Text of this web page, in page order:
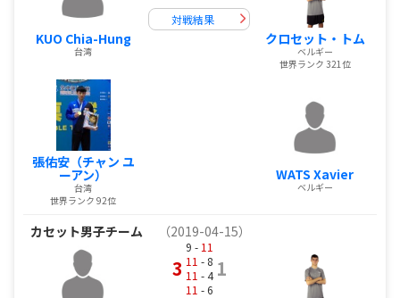
KUO Chia-Hung
台湾
張佑安（チャン ユ
ーアン）
台湾
世界ランク 92位
対戦結果
クロセット・トム
ベルギー
世界ランク 321位
WATS Xavier
ベルギー
カセット男子チーム （2019-04-15）
3
9 - 11
11 - 8
11 - 4
11 - 6
1